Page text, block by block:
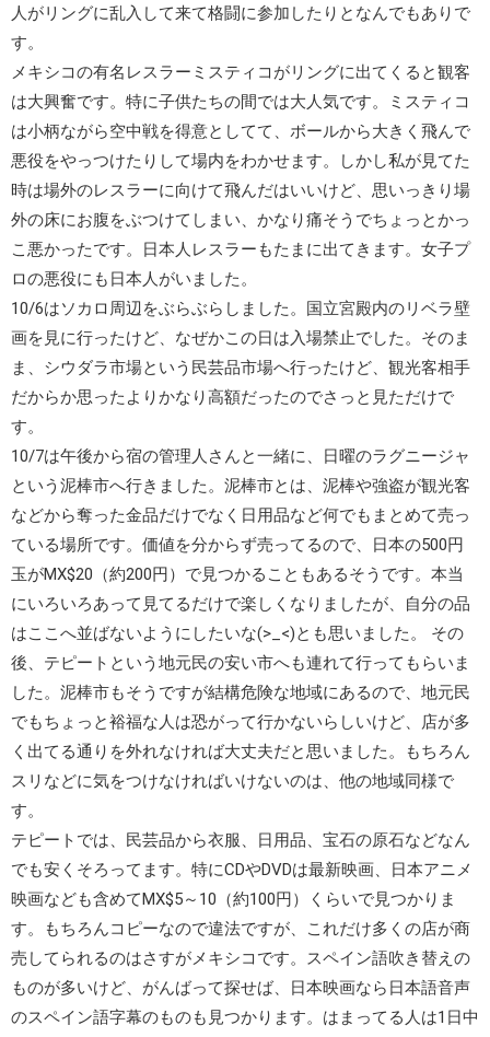
人がリングに乱入して来て格闘に参加したりとなんでもありで
す。
メキシコの有名レスラー ミスティコ がリングに出てくると観客
は大興奮です。特に子供たちの間では大人気です。ミスティコ
は小柄ながら空中戦を得意としてて、ボールから大きく飛んで
悪役をやっつけたりして場内をわかせます。しかし私が見てた
時は場外のレスラーに向けて飛んだはいいけど、思いっきり場
外の床にお腹をぶつけてしまい、かなり痛そうでちょっとかっ
こ悪かったです。日本人レスラーもたまに出てきます。女子プ
ロの悪役にも日本人がいました。
10/6はソカロ周辺をぶらぶらしました。国立宮殿内のリベラ壁
画を見に行ったけど、なぜかこの日は入場禁止でした。そのま
ま、シウダラ市場という民芸品市場へ行ったけど、観光客相手
だからか思ったよりかなり高額だったのでさっと見ただけで
す。
10/7は午後から宿の管理人さんと一緒に、日曜のラグニージャ
という泥棒市へ行きました。 泥棒市とは、泥棒や強盗が観光客
などから奪った金品だけでなく日用品など何でもまとめて売っ
ている場所です。価値を分からず売ってるので、日本の500円
玉がMX$20（約200円）で見つかることもあるそうです。本当
にいろいろあって見てるだけで楽しくなりましたが、自分の品
はここへ並ばないようにしたいな(>_<)とも思いました。 その
後、 テピート という地元民の安い市へも連れて行ってもらいま
した。泥棒市もそうですが結構危険な地域にあるので、地元民
でもちょっと裕福な人は恐がって行かないらしいけど、店が多
く出てる通りを外れなければ大丈夫だと思いました。もちろん
スリなどに気をつけなければいけないのは、他の地域同様で
す。
テピートでは、民芸品から衣服、日用品、宝石の原石などなん
でも安くそろってます。特にCDやDVDは最新映画、日本アニメ
映画なども含めてMX$5～10（約100円）くらいで見つかりま
す。もちろんコピーなので違法ですが、これだけ多くの店が商
売してられるのはさすがメキシコです。スペイン語吹き替えの
ものが多いけど、がんばって探せば、日本映画なら日本語音声
のスペイン語字幕のものも見つかります。はまってる人は1日中